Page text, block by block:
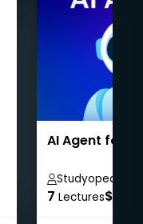
AI Agent for
Studyopedia
7 Lectures$8.99